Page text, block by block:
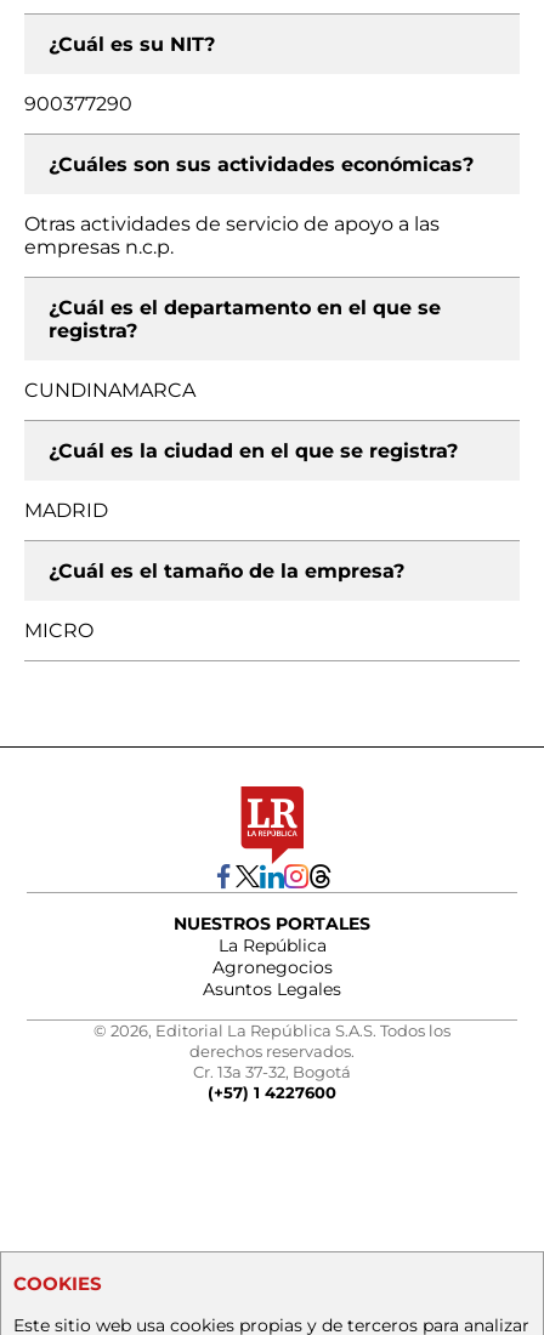
¿Cuál es su NIT?
900377290
¿Cuáles son sus actividades económicas?
Otras actividades de servicio de apoyo a las
empresas n.c.p.
¿Cuál es el departamento en el que se
registra?
CUNDINAMARCA
¿Cuál es la ciudad en el que se registra?
MADRID
¿Cuál es el tamaño de la empresa?
MICRO
NUESTROS PORTALES
La República
Agronegocios
Asuntos Legales
© 2026, Editorial La República S.A.S. Todos los
derechos reservados.
Cr. 13a 37-32, Bogotá
(+57) 1 4227600
COOKIES
Este sitio web usa cookies propias y de terceros para analizar